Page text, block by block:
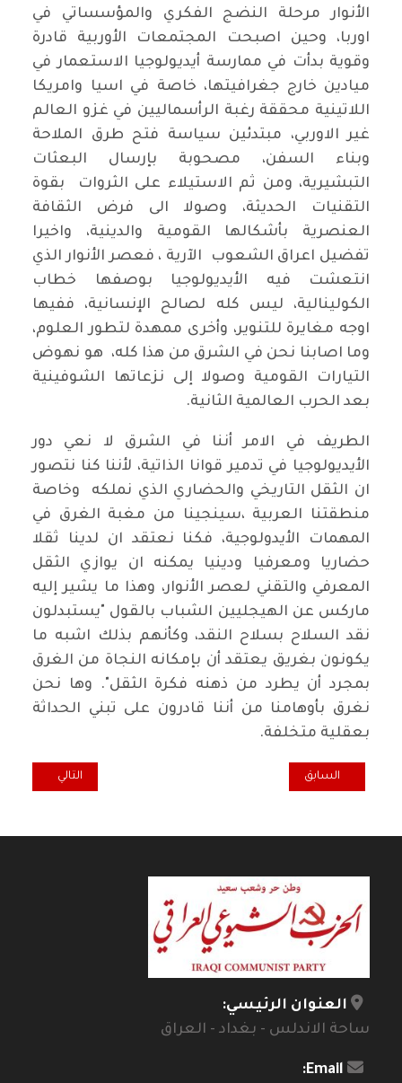
الأنوار مرحلة النضج الفكري والمؤسساتي في
اوربا، وحين اصبحت المجتمعات الأوربية قادرة
وقوية بدأت في ممارسة أيديولوجيا الاستعمار في
ميادين خارج جغرافيتها، خاصة في اسيا وامريكا
اللاتينية محققة رغبة الرأسماليين في غزو العالم
غير الاوربي، مبتدئين سياسة فتح طرق الملاحة
وبناء السفن، مصحوبة بإرسال البعثات
التبشيرية، ومن ثم الاستيلاء على الثروات بقوة
التقنيات الحديثة، وصولا الى فرض الثقافة
العنصرية بأشكالها القومية والدينية، واخيرا
تفضيل اعراق الشعوب الآرية ، فعصر الأنوار الذي
انتعشت فيه الأيديولوجيا بوصفها خطاب
الكولينالية، ليس كله لصالح الإنسانية، ففيها
اوجه مغايرة للتنوير، وأخرى ممهدة لتطور العلوم،
وما اصابنا نحن في الشرق من هذا كله، هو نهوض
التيارات القومية وصولا إلى نزعاتها الشوفينية
بعد الحرب العالمية الثانية.
الطريف في الامر أننا في الشرق لا نعي دور
الأيديولوجيا في تدمير قوانا الذاتية، لأننا كنا نتصور
ان الثقل التاريخي والحضاري الذي نملكه وخاصة
منطقتنا العربية ،سينجينا من مغبة الغرق في
المهمات الأيدولوجية، فكنا نعتقد ان لدينا ثقلا
حضاريا ومعرفيا ودينيا يمكنه ان يوازي الثقل
المعرفي والتقني لعصر الأنوار، وهذا ما يشير إليه
ماركس عن الهيجليين الشباب بالقول "يستبدلون
نقد السلاح بسلاح النقد، وكأنهم بذلك اشبه ما
يكونون بغريق يعتقد أن بإمكانه النجاة من الغرق
بمجرد أن يطرد من ذهنه فكرة الثقل". وها نحن
نغرق بأوهامنا من أننا قادرون على تبني الحداثة
بعقلية متخلفة.
المقال السابق: الحرمان ما بين الشيخوخة والشباب / ليث الهجان
السابق المقال التالي:
التالي
العنوان الرئيسي:
ساحة الاندلس - بغداد - العراق
Email: